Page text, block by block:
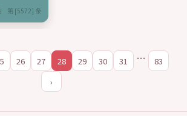
第 [5572] 条
26 27 28 29 30 31 …
83
›